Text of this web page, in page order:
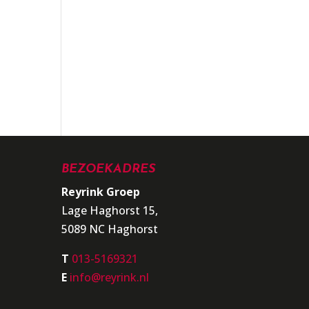
BEZOEKADRES
Reyrink Groep
Lage Haghorst 15,
5089 NC Haghorst
T 013-5169321
E info@reyrink.nl